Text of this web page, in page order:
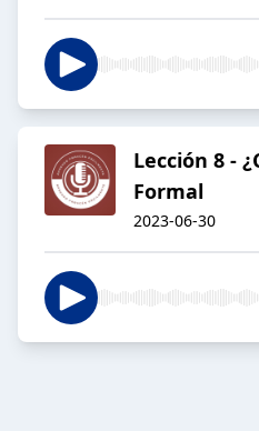
Lección 8 -
Formal
2023-06-30